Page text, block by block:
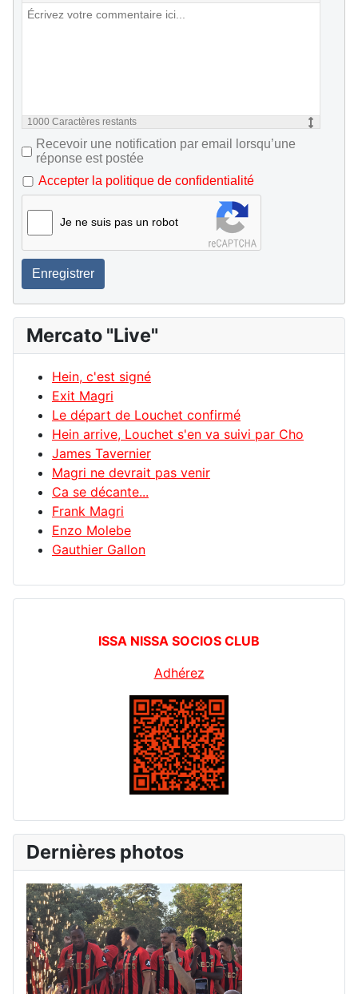
1000 Caractères restants
Recevoir une notification par email lorsqu’une
réponse est postée
Accepter la politique de confidentialité
Je ne suis pas un robot
Enregistrer
Mercato "Live"
Hein, c'est signé
Exit Magri
Le départ de Louchet confirmé
Hein arrive, Louchet s'en va suivi par Cho
James Tavernier
Magri ne devrait pas venir
Ca se décante...
Frank Magri
Enzo Molebe
Gauthier Gallon
ISSA NISSA SOCIOS CLUB
Adhérez
Dernières photos